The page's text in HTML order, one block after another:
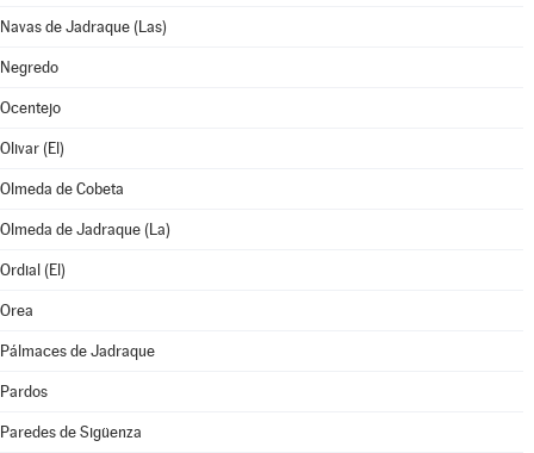
Navas de Jadraque (Las)
Negredo
Ocentejo
Olivar (El)
Olmeda de Cobeta
Olmeda de Jadraque (La)
Ordial (El)
Orea
Pálmaces de Jadraque
Pardos
Paredes de Sigüenza